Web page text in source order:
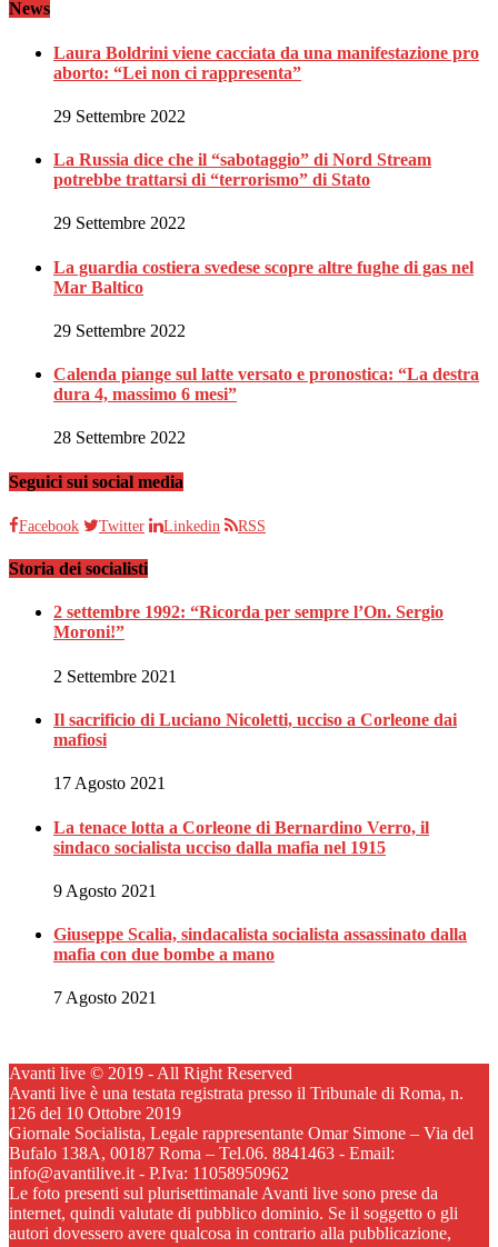
News
Laura Boldrini viene cacciata da una manifestazione pro
aborto: “Lei non ci rappresenta”
29 Settembre 2022
La Russia dice che il “sabotaggio” di Nord Stream
potrebbe trattarsi di “terrorismo” di Stato
29 Settembre 2022
La guardia costiera svedese scopre altre fughe di gas nel
Mar Baltico
29 Settembre 2022
Calenda piange sul latte versato e pronostica: “La destra
dura 4, massimo 6 mesi”
28 Settembre 2022
Seguici sui social media
Facebook Twitter Linkedin RSS
Storia dei socialisti
2 settembre 1992: “Ricorda per sempre l’On. Sergio
Moroni!”
2 Settembre 2021
Il sacrificio di Luciano Nicoletti, ucciso a Corleone dai
mafiosi
17 Agosto 2021
La tenace lotta a Corleone di Bernardino Verro, il
sindaco socialista ucciso dalla mafia nel 1915
9 Agosto 2021
Giuseppe Scalia, sindacalista socialista assassinato dalla
mafia con due bombe a mano
7 Agosto 2021
Avanti live © 2019 - All Right Reserved
Avanti live è una testata registrata presso il Tribunale di Roma, n.
126 del 10 Ottobre 2019
Giornale Socialista, Legale rappresentante Omar Simone – Via del
Bufalo 138A, 00187 Roma – Tel.06. 8841463 - Email:
info@avantilive.it - P.Iva: 11058950962
Le foto presenti sul plurisettimanale Avanti live sono prese da
internet, quindi valutate di pubblico dominio. Se il soggetto o gli
autori dovessero avere qualcosa in contrario alla pubblicazione,